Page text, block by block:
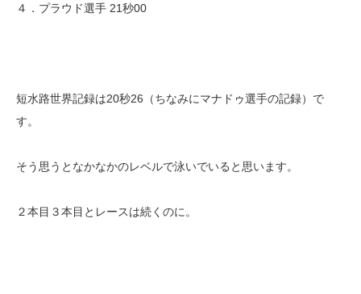
４．プラウド選手 21秒00
短水路世界記録は20秒26（ちなみにマナドゥ選手の記録）で
す。
そう思うとなかなかのレベルで泳いでいると思います。
２本目３本目とレースは続くのに。